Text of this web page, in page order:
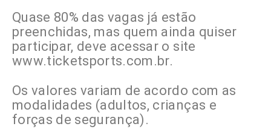
Quase 80% das vagas já estão
preenchidas, mas quem ainda quiser
participar, deve acessar o site
www.ticketsports.com.br.
Os valores variam de acordo com as
modalidades (adultos, crianças e
forças de segurança).